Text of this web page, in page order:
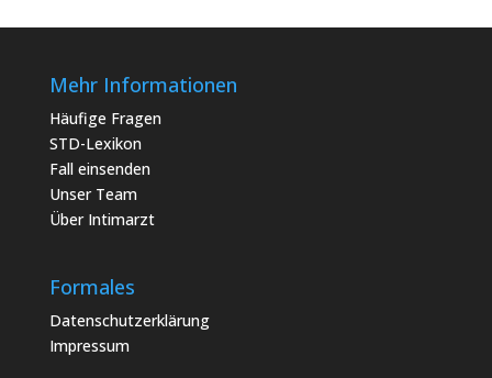
Mehr Informationen
Häufige Fragen
STD-Lexikon
Fall einsenden
Unser Team
Über Intimarzt
Formales
Datenschutzerklärung
Impressum